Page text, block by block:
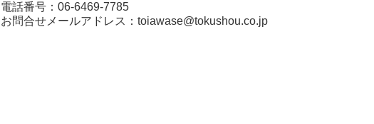
電話番号：06-6469-7785
お問合せメールアドレス： toiawase@tokushou.co.jp